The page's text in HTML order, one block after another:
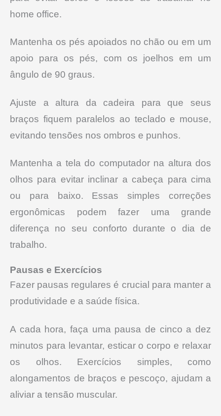
home office.
Mantenha os pés apoiados no chão ou em um
apoio para os pés, com os joelhos em um
ângulo de 90 graus.
Ajuste a altura da cadeira para que seus
braços fiquem paralelos ao teclado e mouse,
evitando tensões nos ombros e punhos.
Mantenha a tela do computador na altura dos
olhos para evitar inclinar a cabeça para cima
ou para baixo. Essas simples correções
ergonômicas podem fazer uma grande
diferença no seu conforto durante o dia de
trabalho.
Pausas e Exercícios
Fazer pausas regulares é crucial para manter a
produtividade e a saúde física.
A cada hora, faça uma pausa de cinco a dez
minutos para levantar, esticar o corpo e relaxar
os olhos. Exercícios simples, como
alongamentos de braços e pescoço, ajudam a
aliviar a tensão muscular.